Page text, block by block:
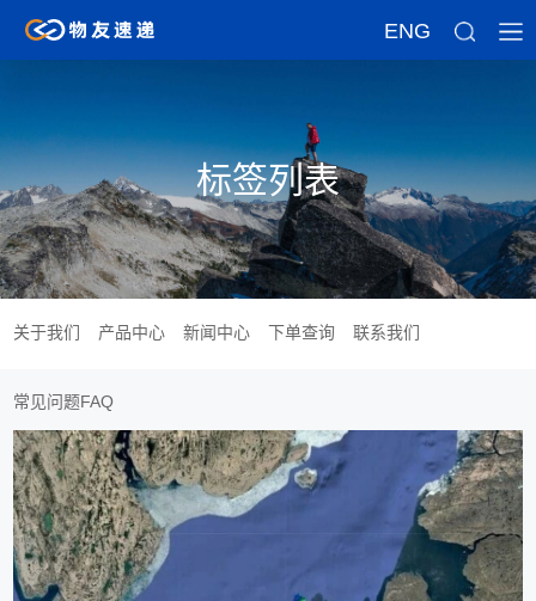
ENG
标签列表
关于我们 产品中心 新闻中心 下单查询 联系我们
常见问题FAQ